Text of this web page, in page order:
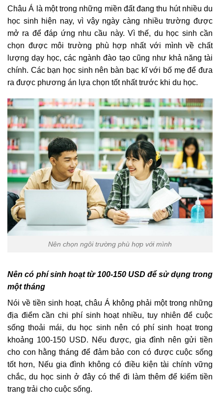
Châu Á là một trong những miền đất đang thu hút nhiều du
học sinh hiện nay, vì vậy ngày càng nhiều trường được
mở ra để đáp ứng nhu cầu này. Vì thế, du học sinh cần
chọn được môi trường phù hợp nhất với mình về chất
lượng dạy học, các ngành đào tạo cũng như khả năng tài
chính. Các bạn học sinh nên bàn bạc kĩ với bố mẹ để đưa
ra được phương án lựa chọn tốt nhất trước khi du học.
Nên chọn ngôi trường phù hợp với mình
Nên có phí sinh hoạt từ 100-150 USD để sử dụng trong
một tháng
Nói về tiền sinh hoạt, châu Á không phải một trong những
địa điểm cần chi phí sinh hoạt nhiều, tuy nhiên để cuộc
sống thoải mái, du học sinh nên có phí sinh hoạt trong
khoảng 100-150 USD. Nếu được, gia đình nên gửi tiền
cho con hằng tháng để đảm bảo con có được cuộc sống
tốt hơn, Nếu gia đình không có điều kiện tài chính vững
chắc, du học sinh ở đây có thể đi làm thêm để kiếm tiền
trang trải cho cuộc sống.